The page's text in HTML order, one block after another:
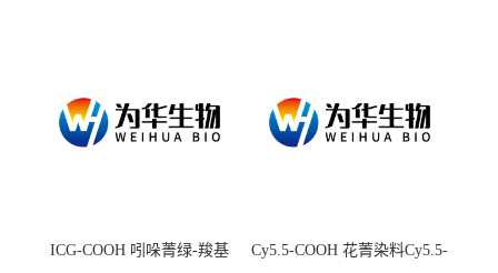
ICG-COOH 吲哚菁绿-羧基
Cy5.5-COOH 花菁染料Cy5.5-